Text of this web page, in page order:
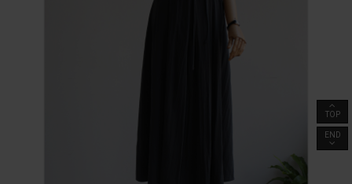
TOP
END